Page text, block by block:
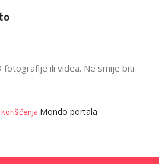
fotografije ili videa. Ne smije biti
Mondo portala.